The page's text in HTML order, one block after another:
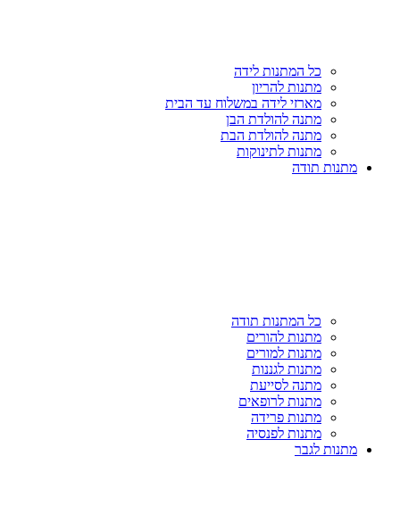
כל המתנות לידה
מתנות להריון
מארזי לידה במשלוח עד הבית
מתנה להולדת הבן
מתנה להולדת הבת
מתנות לתינוקות
מתנות תודה
כל המתנות תודה
מתנות להורים
מתנות למורים
מתנות לגננות
מתנה לסייעת
מתנות לרופאים
מתנות פרידה
מתנות לפנסיה
מתנות לגבר